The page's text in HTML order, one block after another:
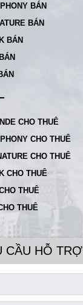
BÁN
BÁN
BÁN
CHO THUÊ
CHO THUÊ
CHO THUÊ
CHO THUÊ
THUÊ
THUÊ
CẦU HỖ TRỢ